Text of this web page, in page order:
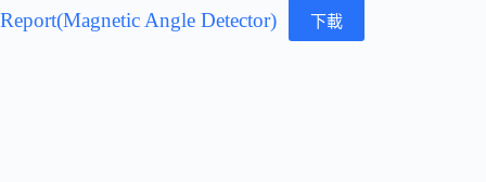
Report(Magnetic Angle Detector)
下載